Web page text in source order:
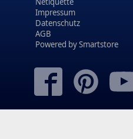
Impressum
Datenschutz
AGB
Powered bySmartstore